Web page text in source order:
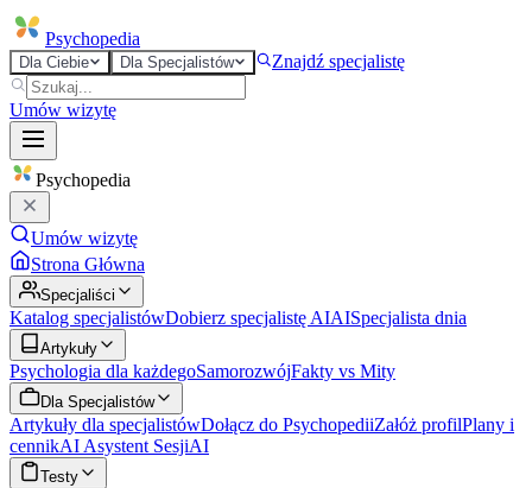
Psychopedia
Dla Ciebie Dla Specjalistów Znajdź specjalistę
Umów wizytę
Psychopedia
Umów wizytę
Strona Główna
Specjaliści
Katalog specjalistówDobierz specjalistę AIAISpecjalista dnia
Artykuły
Psychologia dla każdegoSamorozwójFakty vs Mity
Dla Specjalistów
Artykuły dla specjalistówDołącz do PsychopediiZałóż profilPlany i
cennikAI Asystent SesjiAI
Testy